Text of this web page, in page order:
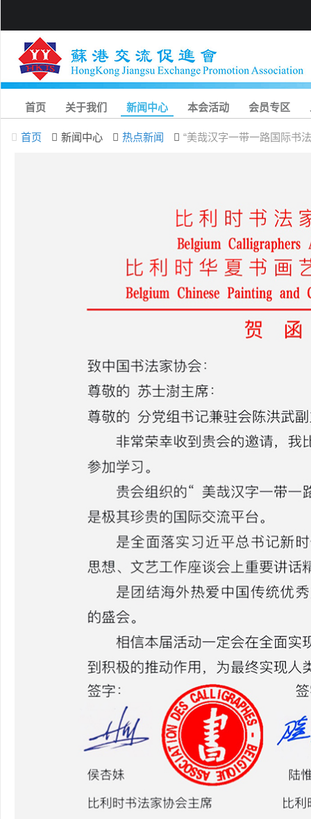
首页 关于我们 新闻中心 本会活动 会员专区
首页 新闻中心 热点新闻 “美哉汉字一带一路国际书